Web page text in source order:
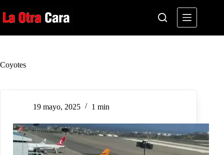
al
contenido
Coyotes
19 mayo, 2025 1 min